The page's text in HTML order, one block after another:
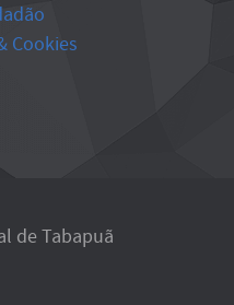
Cookies
de Tabapuã